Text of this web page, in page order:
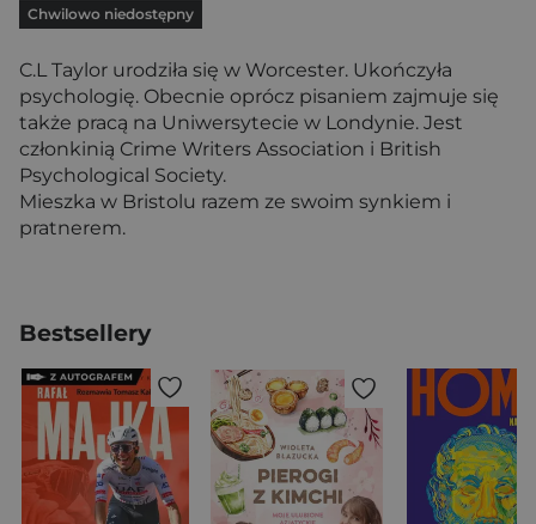
Chwilowo niedostępny
C.L Taylor urodziła się w Worcester. Ukończyła
psychologię. Obecnie oprócz pisaniem zajmuje się
także pracą na Uniwersytecie w Londynie. Jest
członkinią Crime Writers Association i British
Psychological Society.
Mieszka w Bristolu razem ze swoim synkiem i
pratnerem.
Bestsellery